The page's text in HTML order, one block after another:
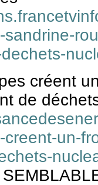
créent
de
un-